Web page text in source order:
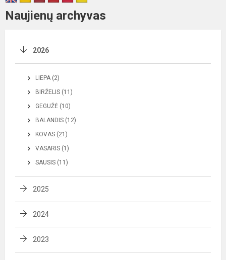
Naujienų archyvas
2026
LIEPA (2)
BIRŽELIS (11)
GEGUŽĖ (10)
BALANDIS (12)
KOVAS (21)
VASARIS (1)
SAUSIS (11)
2025
2024
2023